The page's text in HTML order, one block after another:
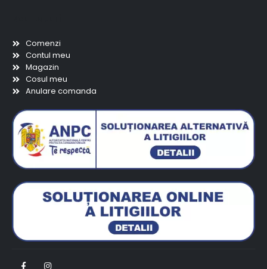
Comenzi
Contul meu
Magazin
Cosul meu
Anulare comanda